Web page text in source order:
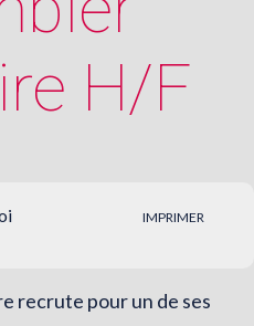
H/F
IMPRIMER
recrute pour un de ses